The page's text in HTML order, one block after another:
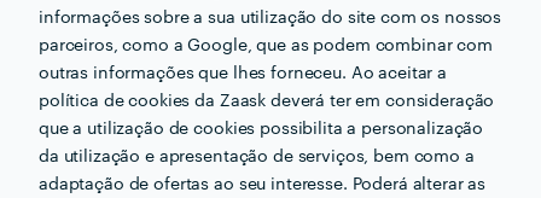
informações sobre a sua utilização do site com os nossos
parceiros, como a Google, que as podem combinar com
outras informações que lhes forneceu. Ao aceitar a
política de cookies da Zaask deverá ter em consideração
que a utilização de cookies possibilita a personalização
da utilização e apresentação de serviços, bem como a
adaptação de ofertas ao seu interesse. Poderá alterar as
Que formação e experiência tem relacionadas com a
sua actividade?